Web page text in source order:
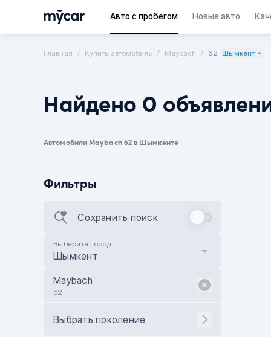
Авто с пробегом Новые авто
Главная Купить автомобиль Maybach 62 Шымкент
Найдено 0
Автомобили Maybach 62 в Шымкенте
Фильтры
Сохранить поиск
Выберите город
Шымкент
Maybach
62
Выбрать поколение